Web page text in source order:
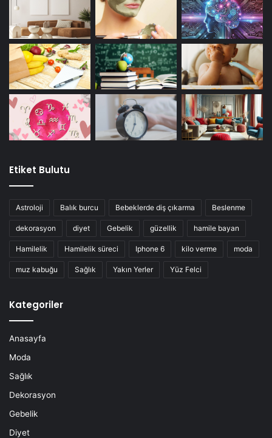
Etiket Bulutu
Astroloji Balık burcu Bebeklerde diş çıkarma Beslenme
dekorasyon diyet Gebelik güzellik hamile bayan
Hamilelik Hamilelik süreci Iphone 6 kilo verme moda
muz kabuğu Sağlık Yakın Yerler Yüz Felci
Kategoriler
Anasayfa
Moda
Sağlık
Dekorasyon
Gebelik
Diyet